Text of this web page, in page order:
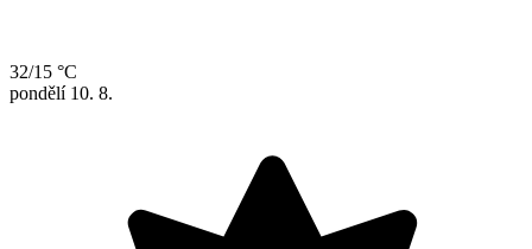
32/15 °C
pondělí 10. 8.